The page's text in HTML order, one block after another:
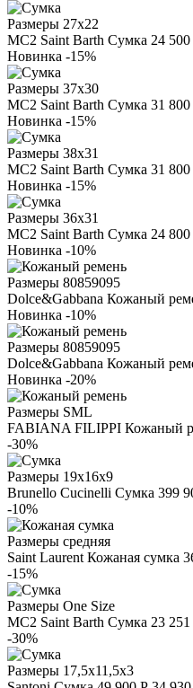
Размеры 27х22
MC2 Saint Barth Сумка 24
Новинка -15%
Размеры 37х30
MC2 Saint Barth Сумка 31
Новинка -15%
Размеры 38х31
MC2 Saint Barth Сумка 31
Новинка -15%
Размеры 36х31
MC2 Saint Barth Сумка 24
Новинка -10%
Размеры 80859095
Dolce&Gabbana Кожаный
Новинка -10%
Размеры 80859095
Dolce&Gabbana Кожаный
Новинка -20%
Размеры SML
FABIANA FILIPPI Кожаный
-30%
Размеры 19х16х9
Brunello Cucinelli Сумка 399
-10%
Размеры средняя
Saint Laurent Кожаная сумка
-15%
Размеры One Size
MC2 Saint Barth Сумка 23
-30%
Размеры 17,5х11,5х3